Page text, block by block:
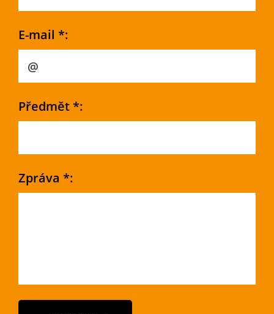
E-mail *:
Předmět *:
Zpráva *: